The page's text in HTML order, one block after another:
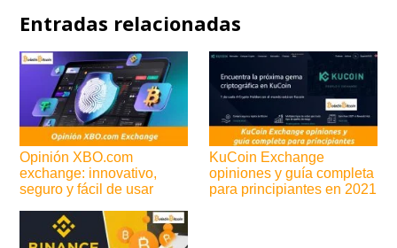
Entradas relacionadas
Opinión XBO.com
exchange: innovativo,
seguro y fácil de usar
KuCoin Exchange
opiniones y guía completa
para principiantes en 2021